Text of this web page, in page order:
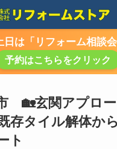
日は「リフォーム相談
予約はこちらをクリック
🏡玄関アプロ
存タイル解体か
ト